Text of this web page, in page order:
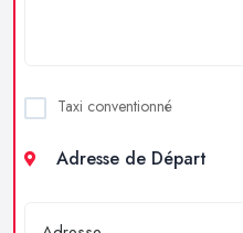
Taxi conventionné
Adresse de Départ